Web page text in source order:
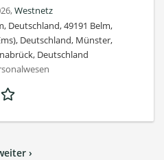
Westnetz
Deutschland, 49191 Belm,
Deutschland, Münster,
Deutschland
›